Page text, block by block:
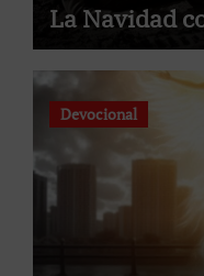
La Navidad
Devocional